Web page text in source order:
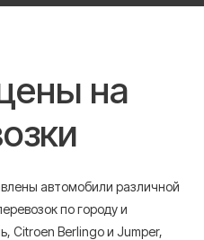
на
автомобили различной
по городу и
Citroen Berlingo и Jumper,